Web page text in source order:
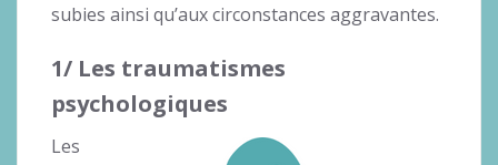
subies ainsi qu’aux circonstances aggravantes.
1/ Les traumatismes
psychologiques
Les